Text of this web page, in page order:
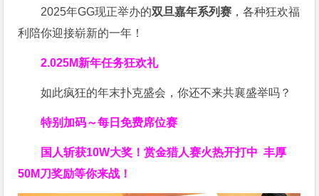
2025年GG现正举办的双旦嘉年系列赛 ，各种狂欢福
利陪你迎接崭新的一年！
2.025M新年任务狂欢礼
如此疯狂的年末扑克盛会，你还不来共襄盛举吗？
特别加码～每日免费席位赛
国人斩获10W大奖！赏金猎人赛火热开打中 丰厚
50M刀奖励等你来战！